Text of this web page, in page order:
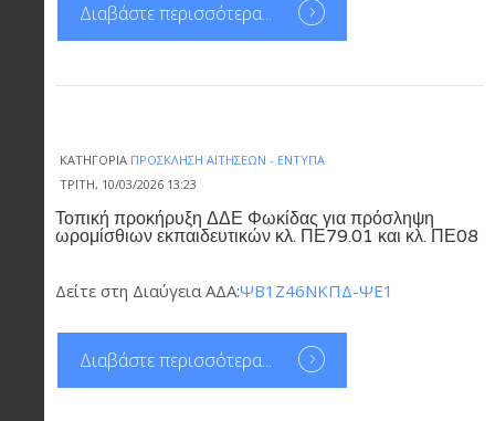
Διαβάστε περισσότερα...
ΚΑΤΗΓΟΡΊΑ ΠΡΌΣΚΛΗΣΗ ΑΙΤΉΣΕΩΝ - ΈΝΤΥΠΑ
ΤΡΊΤΗ, 10/03/2026 13:23
Τοπική προκήρυξη ΔΔΕ Φωκίδας για πρόσληψη
ωρομίσθιων εκπαιδευτικών κλ. ΠΕ79.01 και κλ. ΠΕ08
Δείτε στη Διαύγεια ΑΔΑ:ΨΒ1Ζ46ΝΚΠΔ-ΨΕ1
Διαβάστε περισσότερα...